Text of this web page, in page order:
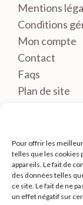
Pour offrir les
telles que les cookies
appareils. Le fait de
des données telles
ce site. Le fait de ne
un effet négatif sur
Mentions
Conditions
Mon compte
Contact
Faqs
Plan de site